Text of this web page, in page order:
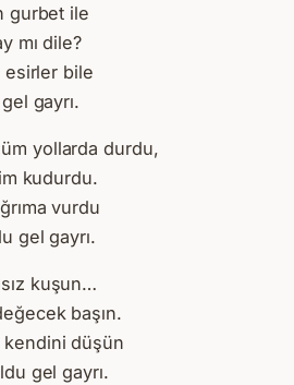
gurbet ile
mı dile?
esirler bile
gayrı.
yollarda durdu,
kudurdu.
vurdu
gel gayrı.
kuşun…
başın.
düşün
gel gayrı.